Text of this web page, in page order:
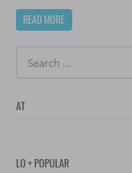
READ MORE
AT
LO + POPULAR